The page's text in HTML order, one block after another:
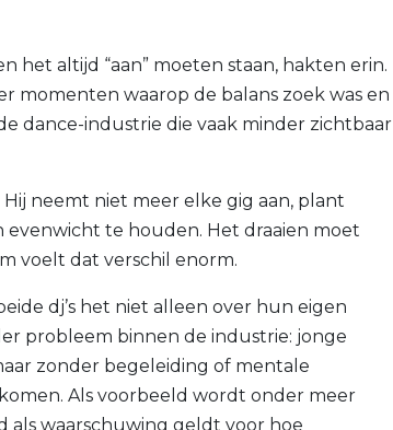
het altijd “aan” moeten staan, hakten erin.
momenten waarop de balans zoek was en
dance-industrie die vaak minder zichtbaar
neemt niet meer elke gig aan, plant
te houden. Het draaien moet
voelt dat verschil enorm.
dj’s het niet alleen over hun eigen
probleem binnen de industrie: jonge
zonder begeleiding of mentale
Als voorbeeld wordt onder meer
als waarschuwing geldt voor hoe